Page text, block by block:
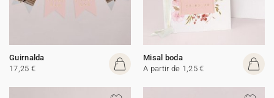
Guirnalda
17,25 €
Misal boda
A partir de 1,25 €